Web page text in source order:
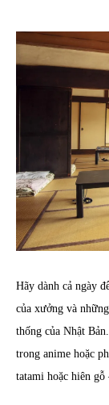
Hãy dành cả ngày
của xưởng và
thống của Nhật
trong anime hoặc
tatami hoặc hiên